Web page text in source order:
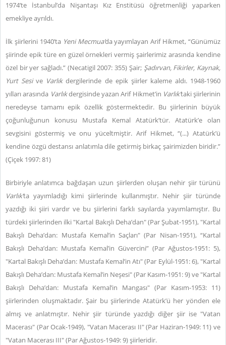
1974’te İstanbul’da Nişantaşı Kız Enstitüsü öğretmenliği yaparken
emekliye ayrıldı.
İlk şiirlerini 1940’ta Yeni Mecmua’da yayımlayan Arif Hikmet, “Günümüz
şiirinde epik türe en güzel örnekleri vermiş şairlerimiz arasında kendine
özel bir yer sağladı.” (Necatigil 2007: 355) Şair; Şadırvan, Fikirler, Kaynak,
Yurt Sesive Varlıkdergilerinde de epik şiirler kaleme aldı. 1948-1960
yılları arasında Varlıkdergisinde yazan Arif Hikmet’in Varlık’taki şiirlerinin
neredeyse tamamı epik özellik göstermektedir. Bu şiirlerinin büyük
çoğunluğunun konusu Mustafa Kemal Atatürk’tür. Atatürk’e olan
sevgisini göstermiş ve onu yüceltmiştir. Arif Hikmet, “(...) Atatürk’ü
kendine özgü destansı anlatımla dile getirmiş birkaç şairimizden biridir.”
(Çiçek 1997: 81)
Birbiriyle anlatımca bağdaşan uzun şiirlerden oluşan nehir şiir türünü
Varlık’ta yayımladığı kimi şiirlerinde kullanmıştır. Nehir şiir türünde
yazdığı iki şiiri vardır ve bu şiirlerini farklı sayılarda yayımlamıştır. Bu
türdeki şiirlerinden ilki "Kartal Bakışlı Deha’dan" (Par Şubat-1951), "Kartal
Bakışlı Deha’dan: Mustafa Kemal’in Saçları" (Par Nisan-1951), “Kartal
Bakışlı Deha’dan: Mustafa Kemal’in Güvercini” (Par Ağustos-1951: 5),
"Kartal Bakışlı Deha’dan: Mustafa Kemal’in Atı" (Par Eylül-1951: 6), "Kartal
Bakışlı Deha’dan: Mustafa Kemal’in Neşesi" (Par Kasım-1951: 9) ve "Kartal
Bakışlı Deha’dan: Mustafa Kemal’in Mangası" (Par Kasım-1953: 11)
şiirlerinden oluşmaktadır. Şair bu şiirlerinde Atatürk’ü her yönden ele
almış ve anlatmıştır. Nehir şiir türünde yazdığı diğer şiir ise "Vatan
Macerası" (Par Ocak-1949), "Vatan Macerası II" (Par Haziran-1949: 11) ve
"Vatan Macerası III" (Par Ağustos-1949: 9) şiirleridir.